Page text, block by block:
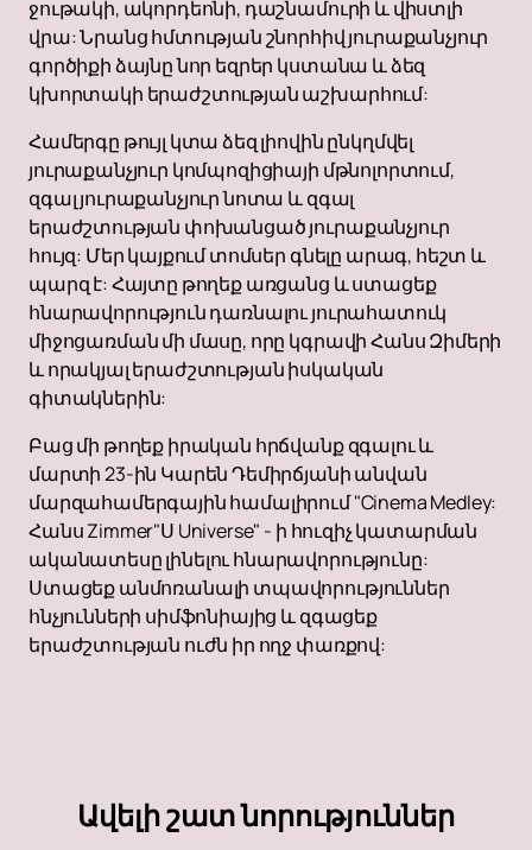
ջութակի, ակորդեոնի, դաշնամուրի և վիստլի
վրա: Նրանց հմտության շնորհիվ յուրաքանչյուր
գործիքի ձայնը նոր եզրեր կստանա և ձեզ
կխորտակի երաժշտության աշխարհում:
Համերգը թույլ կտա ձեզ լիովին ընկղմվել
յուրաքանչյուր կոմպոզիցիայի մթնոլորտում,
զգալ յուրաքանչյուր նոտա և զգալ
երաժշտության փոխանցած յուրաքանչյուր
հույզ: Մեր կայքում տոմսեր գնելը արագ, հեշտ և
պարզ է: Հայտը թողեք առցանց և ստացեք
հնարավորություն դառնալու յուրահատուկ
միջոցառման մի մասը, որը կգրավի Հանս Զիմերի
և որակյալ երաժշտության իսկական
գիտակներին:
Բաց մի թողեք իրական հրճվանք զգալու և
մարտի 23-ին Կարեն Դեմիրճյանի անվան
մարզահամերգային համալիրում "Cinema Medley:
Հանս Zimmer"Ս Universe" - ի հուզիչ կատարման
ականատեսը լինելու հնարավորությունը:
Ստացեք անմոռանալի տպավորություններ
հնչյունների սիմֆոնիայից և զգացեք
երաժշտության ուժն իր ողջ փառքով:
Ավելի շատ նորություններ